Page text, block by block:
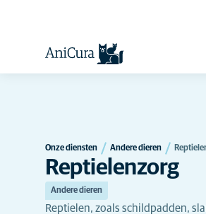
Onze diensten Andere dieren
Reptielenzorg
Andere dieren
Reptielen, zoals schildpadden,